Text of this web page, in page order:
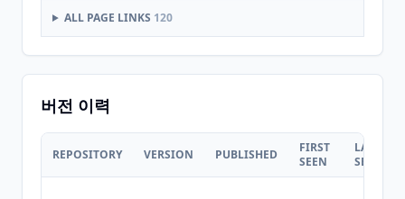
ALL PAGE LINKS 120
버전 이력
REPOSITORY VERSION PUBLISHED
FIRST
SEEN
LAST
SEEN